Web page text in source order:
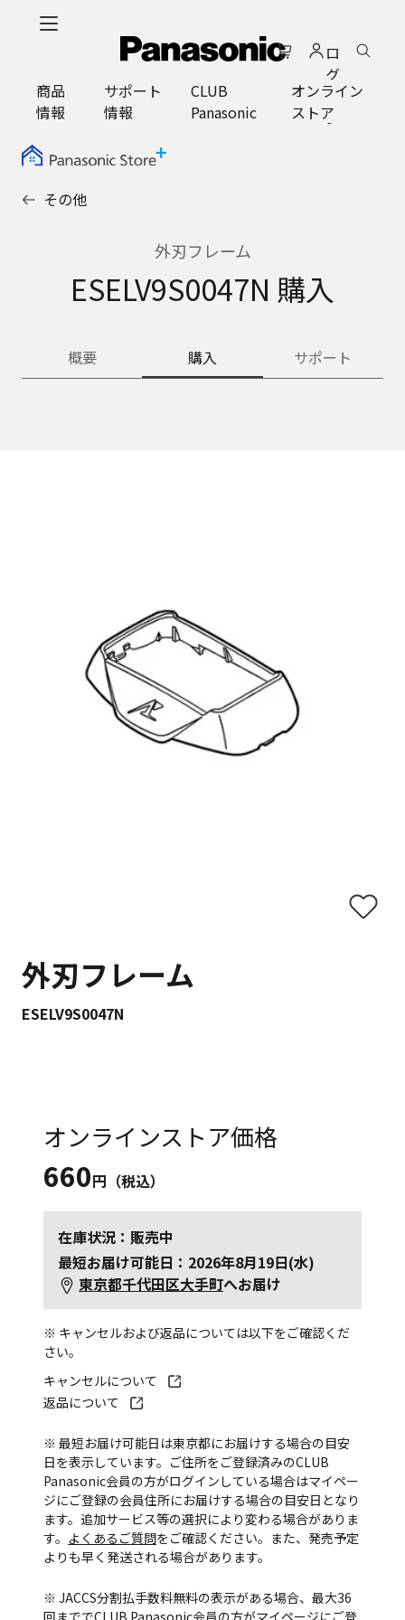
ロ
グ
イ
ン
商品
情報
サポート
情報
CLUB
Panasonic
オンライン
ストア
その他
外刃フレーム
ESELV9S0047N 購入
概要 購入 サポート
外刃フレーム
ESELV9S0047N
オンラインストア価格
660円（税込）
在庫状況：販売中
最短お届け可能日：2026年8月19日(水)
東京都千代田区大手町へお届け
※ キャンセルおよび返品については以下をご確認くだ
さい。
キャンセルについて
返品について
※ 最短お届け可能日は東京都にお届けする場合の目安
日を表示しています。ご住所をご登録済みのCLUB
Panasonic会員の方がログインしている場合はマイペー
ジにご登録の会員住所にお届けする場合の目安日となり
ます。追加サービス等の選択により変わる場合がありま
す。 よくあるご質問をご確認ください。また、発売予定
よりも早く発送される場合があります。
※ JACCS分割払手数料無料の表示がある場合、最大36
回まででCLUB Panasonic会員の方がマイページにご登